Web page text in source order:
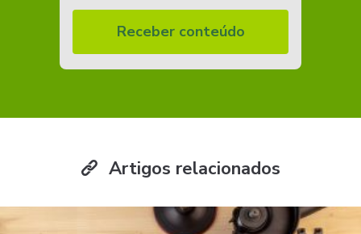
Receber conteúdo
Artigos relacionados